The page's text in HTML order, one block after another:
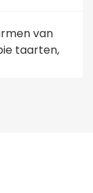
van
taarten,